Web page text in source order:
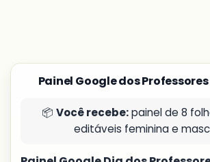
Painel Google dos
📦 Você recebe:painel de 8
editáveis feminina e